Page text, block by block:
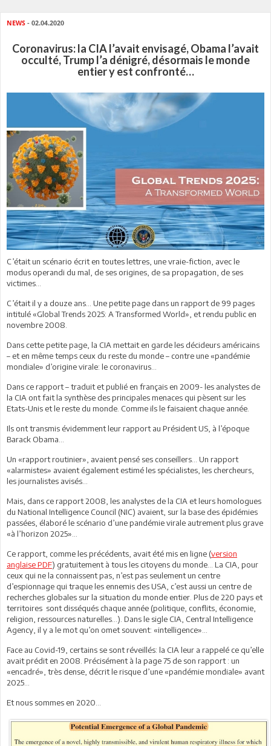
NEWS - 02.04.2020
Coronavirus: la CIA l’avait envisagé, Obama l’avait
occulté, Trump l’a dénigré, désormais le monde
entier y est confronté…
C’était un scénario écrit en toutes lettres, une vraie-fiction, avec le
modus operandi du mal, de ses origines, de sa propagation, de ses
victimes…
C’était il y a douze ans… Une petite page dans un rapport de 99 pages
intitulé «Global Trends 2025: A Transformed World», et rendu public en
novembre 2008.
Dans cette petite page, la CIA mettait en garde les décideurs américains
– et en même temps ceux du reste du monde – contre une «pandémie
mondiale» d’origine virale: le coronavirus…
Dans ce rapport – traduit et publié en français en 2009- les analystes de
la CIA ont fait la synthèse des principales menaces qui pèsent sur les
Etats-Unis et le reste du monde. Comme ils le faisaient chaque année.
Ils ont transmis évidemment leur rapport au Président US, à l’époque
Barack Obama…
Un «rapport routinier», avaient pensé ses conseillers… Un rapport
«alarmistes» avaient également estimé les spécialistes, les chercheurs,
les journalistes avisés…
Mais, dans ce rapport 2008, les analystes de la CIA et leurs homologues
du National Intelligence Council (NIC) avaient, sur la base des épidémies
passées, élaboré le scénario d’une pandémie virale autrement plus grave
«à l’horizon 2025»…
Ce rapport, comme les précédents, avait été mis en ligne (version
anglaise PDF) gratuitement à tous les citoyens du monde… La CIA, pour
ceux qui ne la connaissent pas, n’est pas seulement un centre
d’espionnage qui traque les ennemis des USA, c’est aussi un centre de
recherches globales sur la situation du monde entier. Plus de 220 pays et
territoires sont disséqués chaque année (politique, conflits, économie,
religion, ressources naturelles…). Dans le sigle CIA, Central Intelligence
Agency, il y a le mot qu’on omet souvent: «intelligence»…
Face au Covid-19, certains se sont réveillés: la CIA leur a rappelé ce qu’elle
avait prédit en 2008. Précisément à la page 75 de son rapport : un
«encadré», très dense, décrit le risque d’une «pandémie mondiale» avant
2025…
Et nous sommes en 2020…